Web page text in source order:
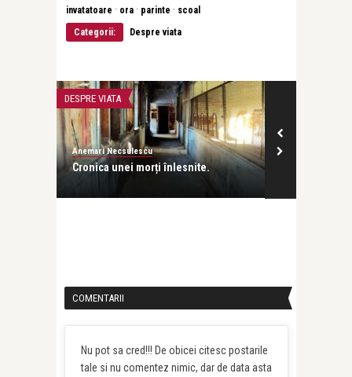
invatatoare · ora · parinte · scoal
Categorii:
Despre viata
DESPRE VIATA
Anemari Necsulescu
Cronica unei morți înlesnite.
COMENTARII
Nu pot sa cred!!! De obicei citesc postarile
tale si nu comentez nimic, dar de data asta